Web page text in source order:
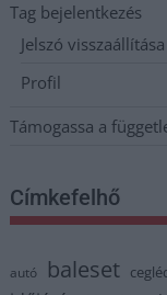
Tag bejelentkezés
Jelszó visszaállítása
Profil
Támogassa a
Címkefelhő
autó baleset